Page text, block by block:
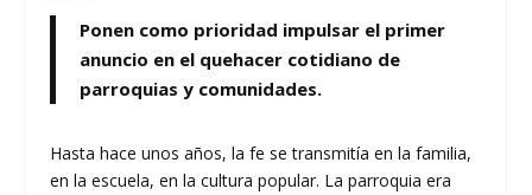
Ponen como prioridad impulsar el primer
anuncio en el quehacer cotidiano de
parroquias y comunidades.
Hasta hace unos años, la fe se transmitía en la familia,
en la escuela, en la cultura popular. La parroquia era